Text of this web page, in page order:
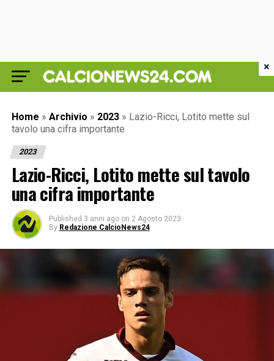
Home » Archivio » 2023 » Lazio-Ricci, Lotito mette sul
tavolo una cifra importante
2023
Lazio-Ricci, Lotito mette sul tavolo
una cifra importante
Published 3 anni ago on 2 Agosto 2023
By Redazione CalcioNews24
×